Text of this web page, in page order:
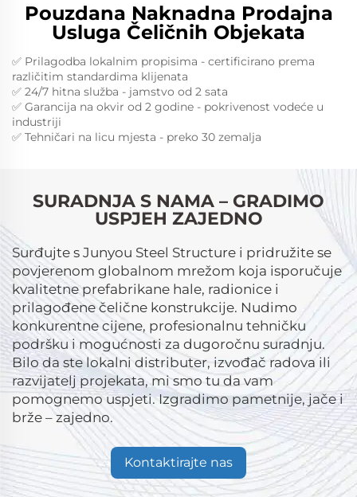
Pouzdana Naknadna Prodajna
Usluga Čeličnih Objekata
✅ Prilagodba lokalnim propisima - certificirano prema
različitim standardima klijenata
✅ 24/7 hitna služba - jamstvo od 2 sata
✅ Garancija na okvir od 2 godine - pokrivenost vodeće u
industriji
✅ Tehničari na licu mjesta - preko 30 zemalja
SURADNJA S NAMA – GRADIMO
USPJEH ZAJEDNO
Surđujte s Junyou Steel Structure i pridružite se
povjerenom globalnom mrežom koja isporučuje
kvalitetne prefabrikane hale, radionice i
prilagođene čelične konstrukcije. Nudimo
konkurentne cijene, profesionalnu tehničku
podršku i mogućnosti za dugoročnu suradnju.
Bilo da ste lokalni distributer, izvođač radova ili
razvijatelj projekata, mi smo tu da vam
pomognemo uspjeti. Izgradimo pametnije, jače i
brže – zajedno.
Kontaktirajte nas